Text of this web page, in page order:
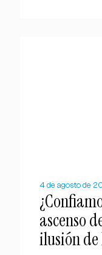
4 de agosto de
ascenso
ilusión